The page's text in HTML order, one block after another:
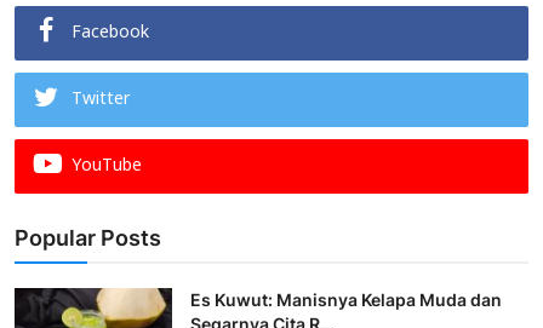
Facebook
Twitter
YouTube
Popular Posts
Es Kuwut: Manisnya Kelapa Muda dan